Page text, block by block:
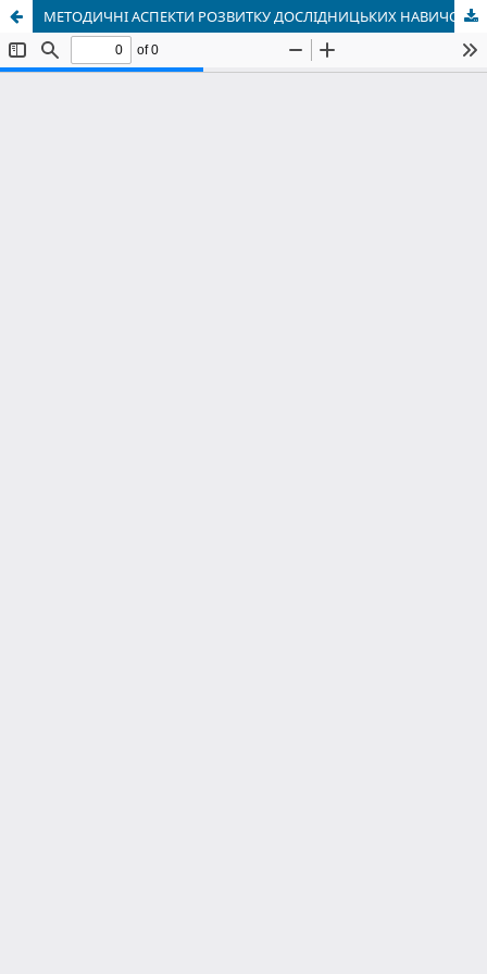
МЕТОДИЧНІ АСПЕКТИ РОЗВИТКУ ДОСЛІДНИЦЬКИХ НАВИЧОК ВИВЧЕННЯ ГЕОМЕТРІЇ МАЙБУТНІМИ УЧИТЕЛЯМИ ПОЧАТКОВОЇ ШКОЛИ